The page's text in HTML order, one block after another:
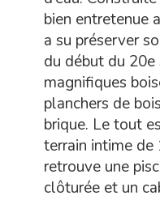
bien entretenue
a su préserver
du début du 20e
magnifiques
planchers de
brique. Le tout
terrain intime de
retrouve une
clôturée et un